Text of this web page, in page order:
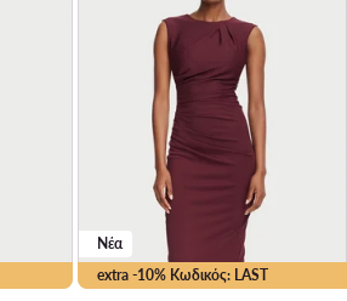
extra -10% Κωδικός: LAST
Νέα